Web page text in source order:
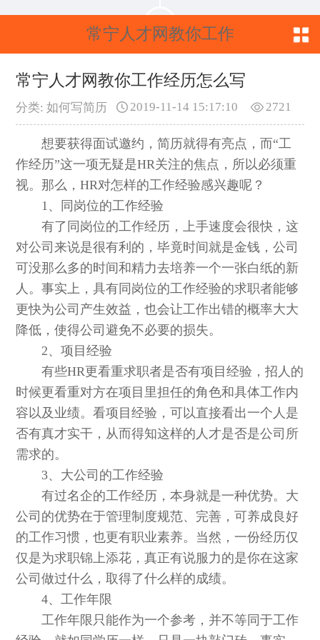
常宁人才网教你工作
经历怎么写
常宁人才网教你工作经历怎么写
分类: 如何写简历 2721
2019-11-14 15:17:10
想要获得面试邀约，简历就得有亮点，而“工
作经历”这一项无疑是HR关注的焦点，所以必须重
视。那么，HR对怎样的工作经验感兴趣呢？
1、同岗位的工作经验
有了同岗位的工作经历，上手速度会很快，这
对公司来说是很有利的，毕竟时间就是金钱，公司
可没那么多的时间和精力去培养一个一张白纸的新
人。事实上，具有同岗位的工作经验的求职者能够
更快为公司产生效益，也会让工作出错的概率大大
降低，使得公司避免不必要的损失。
2、项目经验
有些HR更看重求职者是否有项目经验，招人的
时候更看重对方在项目里担任的角色和具体工作内
容以及业绩。看项目经验，可以直接看出一个人是
否有真才实干，从而得知这样的人才是否是公司所
需求的。
3、大公司的工作经验
有过名企的工作经历，本身就是一种优势。大
公司的优势在于管理制度规范、完善，可养成良好
的工作习惯，也更有职业素养。当然，一份经历仅
仅是为求职锦上添花，真正有说服力的是你在这家
公司做过什么，取得了什么样的成绩。
4、工作年限
工作年限只能作为一个参考，并不等同于工作